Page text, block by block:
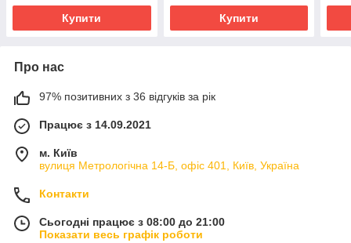
Купити Купити
Про нас
97% позитивних з 36 відгуків за рік
Працює з 14.09.2021
м. Київ
вулиця Метрологічна 14-Б, офіс 401, Київ, Україна
Контакти
Сьогодні працює з 08:00 до 21:00
Показати весь графік роботи